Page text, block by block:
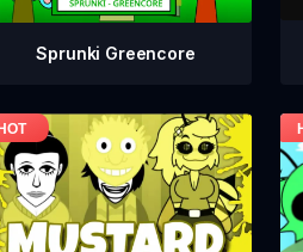
Sprunki Greencore